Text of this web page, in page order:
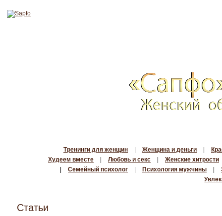
Тренинги для женщин Женщина и деньги
Худеем вместе
Любовь и секс
Женские хитрости
Семейный психолог Психология мужчины
Статьи